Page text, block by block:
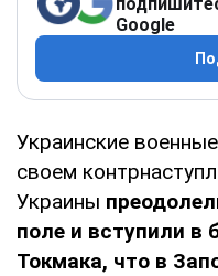
Google
Украинские
своем
Украины
поле и вступили в
Токмака, что в